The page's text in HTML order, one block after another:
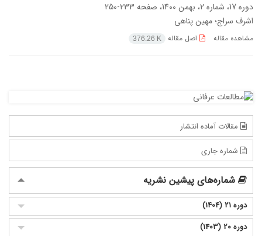
دوره 17، شماره 2، بهمن 1400، صفحه
233-250
اشرف سراج؛ مهین پناهی
مشاهده مقاله اصل مقاله 376.26 K
مقالات آماده انتشار
شماره جاری
شماره‌های پیشین نشریه
دوره 21 (1404)
دوره 20 (1403)